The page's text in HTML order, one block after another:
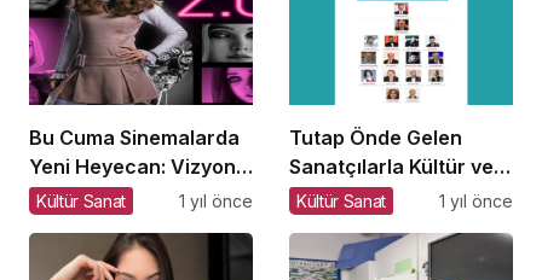
Bu Cuma Sinemalarda
Yeni Heyecan: Vizyona
Girecek Filmler Belli
Kültür Sanat 1 yıl önce
Tutap Önde Gelen
Sanatçılarla Kültür ve
Sanat Yolucluğuna
Kültür Sanat 1 yıl önce